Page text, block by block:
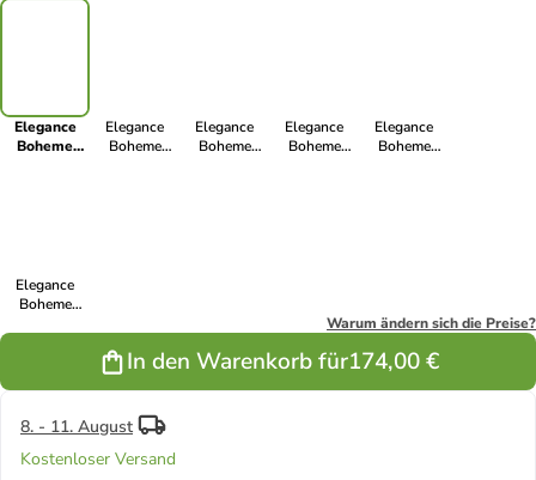
Elegance
Boheme
Elegance
Boheme
Elegance
Boheme
Elegance
Boheme
Elegance
Boheme
Elegance
Boheme
Warum ändern sich die Preise?
In den Warenkorb für174,00 €
8. - 11. August
Kostenloser Versand